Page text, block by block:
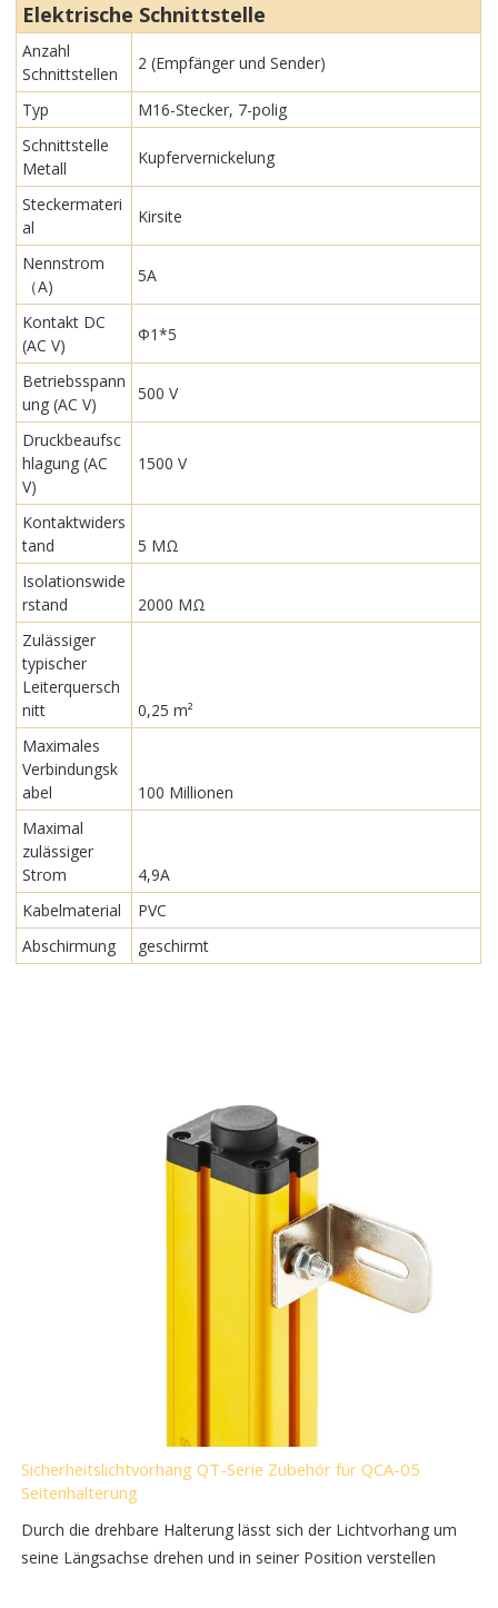
Elektrische Schnittstelle
Anzahl
Schnittstellen
2 (Empfänger und Sender)
Typ
M16-Stecker, 7-polig
Schnittstelle
Metall
Kupfervernickelung
Steckermateri
al
Kirsite
Nennstrom
（A)
5A
Kontakt DC
(AC V)
Φ1*5
Betriebsspann
ung (AC V)
500 V
Druckbeaufsc
hlagung (AC
V)
1500 V
Kontaktwiders
tand
5 MΩ
Isolationswide
rstand
2000 MΩ
Zulässiger
typischer
Leiterquersch
nitt
0,25 m²
Maximales
Verbindungsk
abel
100 Millionen
Maximal
zulässiger
Strom
4,9A
Kabelmaterial
PVC
Abschirmung
geschirmt
Sicherheitslichtvorhang QT-Serie Zubehör für QCA-05
Seitenhalterung
Durch die drehbare Halterung lässt sich der Lichtvorhang um
seine Längsachse drehen und in seiner Position verstellen